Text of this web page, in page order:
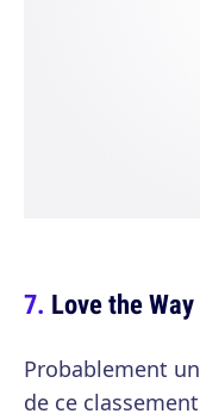
Love the
Probablement
de ce